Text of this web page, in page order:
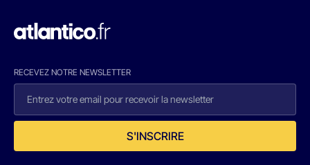
RECEVEZ NOTRE NEWSLETTER
S'INSCRIRE